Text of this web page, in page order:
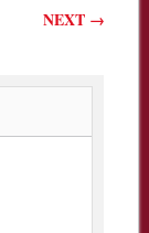
NEXT →